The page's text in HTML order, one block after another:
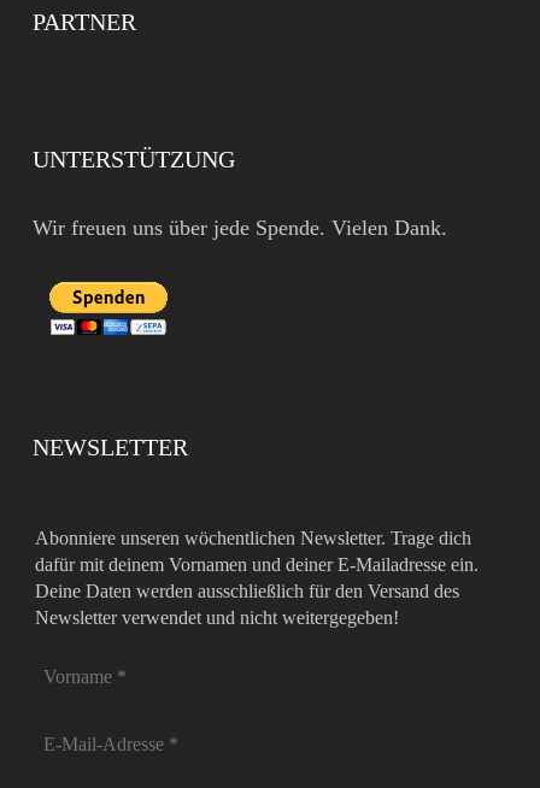
PARTNER
UNTERSTÜTZUNG
Wir freuen uns über jede Spende. Vielen Dank.
NEWSLETTER
Abonniere unseren wöchentlichen Newsletter. Trage dich
dafür mit deinem Vornamen und deiner E-Mailadresse ein.
Deine Daten werden ausschließlich für den Versand des
Newsletter verwendet und nicht weitergegeben!